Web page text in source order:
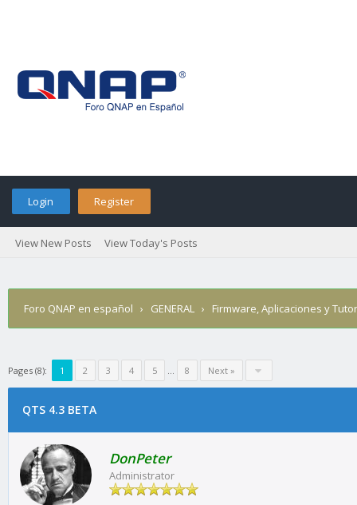
Login Register
View New Posts View Today's Posts
Foro QNAP en español › GENERAL › Firmware, Aplicaciones y
Pages (8): 1 2 3 4 5 … 8 Next »
QTS 4.3 BETA
DonPeter
Administrator